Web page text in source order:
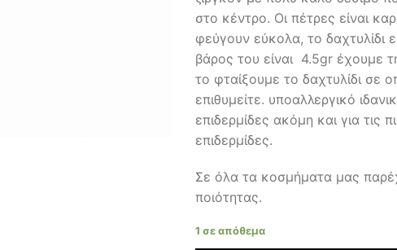
στο κέντρο. Οι πέτρες είναι
φεύγουν εύκολα, το δαχτυλίδι
βάρος του είναι 4.5gr έχουμε
το φταίξουμε το δαχτυλίδι σε
επιθυμείτε. υποαλλεργικό
επιδερμίδες ακόμη και για τις
επιδερμίδες.
Σε όλα τα κοσμήματα μας
ποιότητας.
1 σε απόθεμα